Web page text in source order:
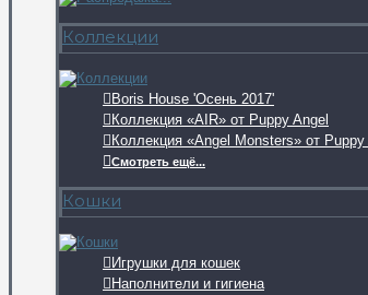
Коллекции
Boris House 'Осень 2017'
Коллекция «AIR» от Puppy Angel
Коллекция «Angel Monsters» от Puppy
Смотреть ещё...
Кошки
Игрушки для кошек
Наполнители и гигиена